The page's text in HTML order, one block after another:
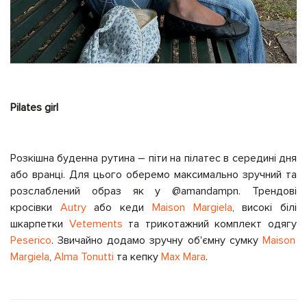
Pilates girl
Розкішна буденна рутина – піти на пілатес в середині дня
або вранці. Для цього оберемо максимально зручний та
розслаблений образ як у @amandampn. Трендові
кросівки Autryабо кеди Maison Margiela, високі білі
шкарпетки Vetements та трикотажний комплект одягу
Peserico. Звичайно додамо зручну об'ємну сумку Maison
Margiela, Alma Tonutti та кепку Max Mara.